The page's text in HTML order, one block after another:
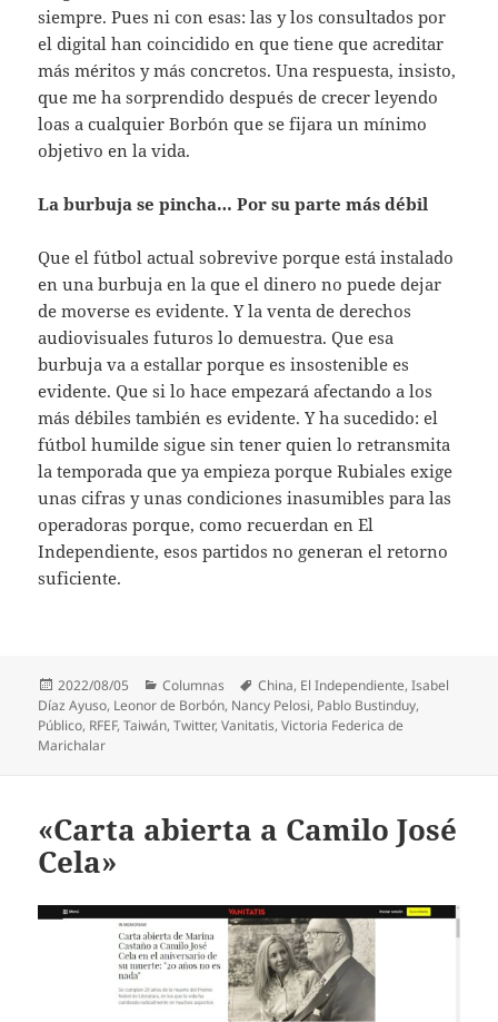
siempre. Pues ni con esas: las y los consultados por
el digital han coincidido en que tiene que acreditar
más méritos y más concretos. Una respuesta, insisto,
que me ha sorprendido después de crecer leyendo
loas a cualquier Borbón que se fijara un mínimo
objetivo en la vida.
La burbuja se pincha… Por su parte más débil
Que el fútbol actual sobrevive porque está instalado
en una burbuja en la que el dinero no puede dejar
de moverse es evidente. Y la venta de derechos
audiovisuales futuros lo demuestra. Que esa
burbuja va a estallar porque es insostenible es
evidente. Que si lo hace empezará afectando a los
más débiles también es evidente. Y ha sucedido: el
fútbol humilde sigue sin tener quien lo retransmita
la temporada que ya empieza porque Rubiales exige
unas cifras y unas condiciones inasumibles para las
operadoras porque, como recuerdan en El
Independiente, esos partidos no generan el retorno
suficiente.
Publicado
el
2022/08/05 Categorías
Columnas Etiquetas
China, El Independiente,Isabel
Díaz Ayuso, Leonor de Borbón, Nancy Pelosi, Pablo Bustinduy,
Público, RFEF,Taiwán,Twitter,Vanitatis,Victoria Federica de
Marichalar
«Carta abierta a Camilo José
Cela»